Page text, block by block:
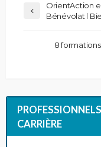
OrientAction
Bénévolat l
8
CARRIÈRE